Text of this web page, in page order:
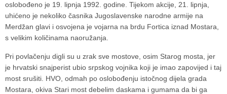
oslobođeno je 19. lipnja 1992. godine. Tijekom akcije, 21. lipnja,
uhićeno je nekoliko časnika Jugoslavenske narodne armije na
Merdžan glavi i osvojena je vojarna na brdu Fortica iznad Mostara,
s velikim količinama naoružanja.
Pri povlačenju digli su u zrak sve mostove, osim Starog mosta, jer
je hrvatski snajperist ubio srpskog vojnika koji je imao zapovijed i taj
most srušiti. HVO, odmah po oslobođenju istočnog dijela grada
Mostara, okiva Stari most debelim daskama i gumama da bi ga